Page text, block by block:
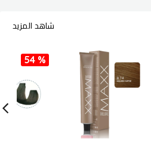
شاهد المزيد
54 %